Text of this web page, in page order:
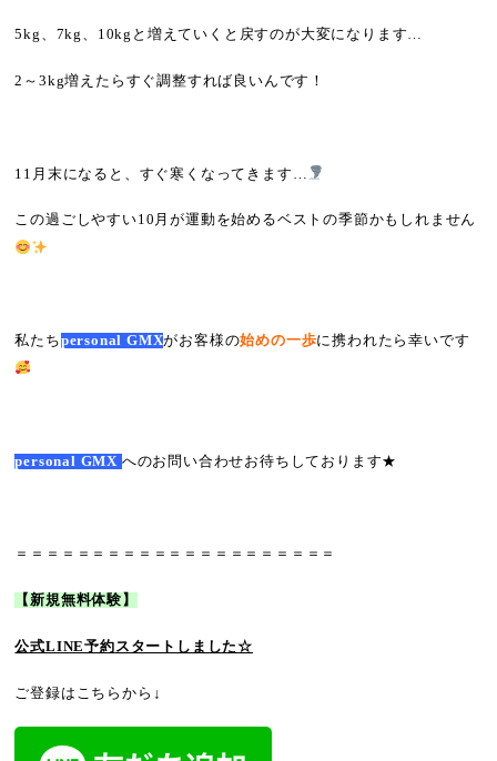
5kg、7kg、10kgと増えていくと戻すのが大変になります…
2～3kg増えたらすぐ調整すれば良いんです！
11月末になると、すぐ寒くなってきます…
この過ごしやすい10月が運動を始めるベストの季節かもしれません
私たちpersonal GMXがお客様の始めの一歩に携われたら幸いです
personal GMX へのお問い合わせお待ちしております★
＝＝＝＝＝＝＝＝＝＝＝＝＝＝＝＝＝＝＝＝＝
【新規無料体験】
公式LINE予約スタートしました☆
ご登録はこちらから↓